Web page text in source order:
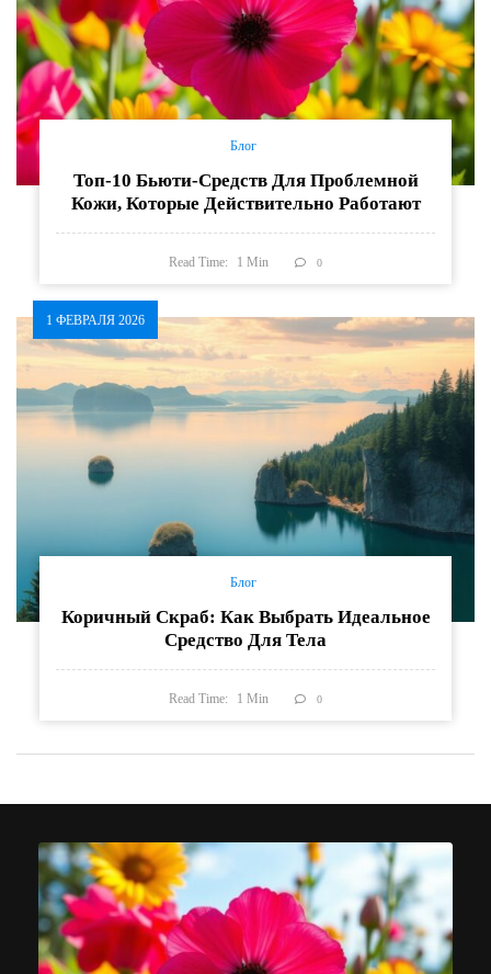
Блог
Топ-10 Бьюти-Средств Для Проблемной
Кожи, Которые Действительно Работают
Read Time: 1Min 0
1 ФЕВРАЛЯ 2026
Блог
Коричный Скраб: Как Выбрать Идеальное
Средство Для Тела
Read Time: 1Min 0